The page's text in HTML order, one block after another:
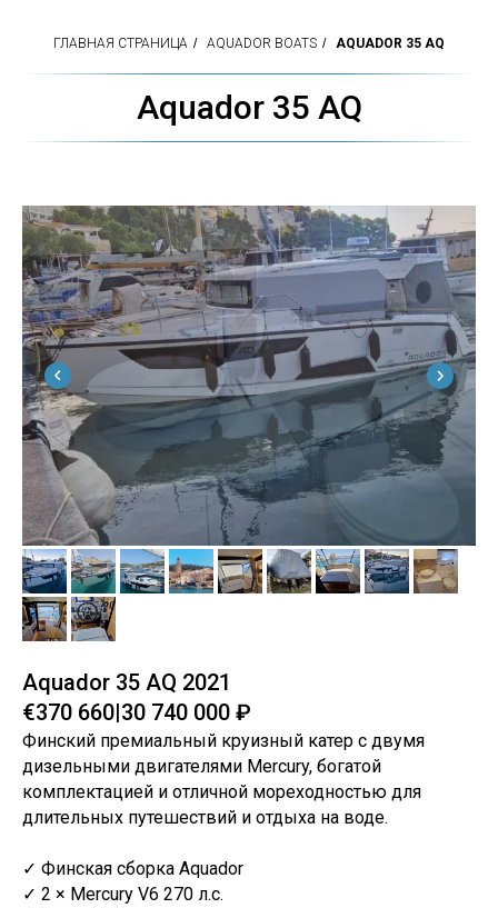
ГЛАВНАЯ СТРАНИЦА / AQUADOR BOATS / AQUADOR 35 AQ
Aquador 35 AQ
Aquador 35 AQ 2021
€370 660|30 740 000 ₽
Финский премиальный круизный катер с двумя
дизельными двигателями Mercury, богатой
комплектацией и отличной мореходностью для
длительных путешествий и отдыха на воде.
✓ Финская сборка Aquador
✓ 2 × Mercury V6 270 л.с.